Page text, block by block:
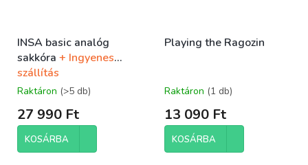
INSA basic analóg
sakkóra + Ingyenes
szállítás
Raktáron (>5 db)
27 990 Ft
KOSÁRBA
Playing the Ragozin
Raktáron (1 db)
13 090 Ft
KOSÁRBA